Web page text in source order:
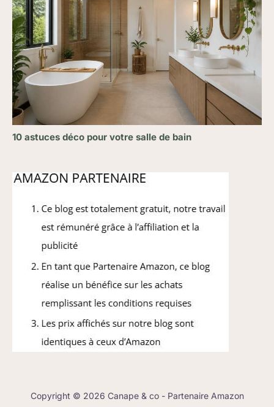
10 astuces déco pour votre salle de bain
Copyright © 2026 Canape & co - Partenaire Amazon